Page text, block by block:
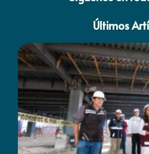
Últimos